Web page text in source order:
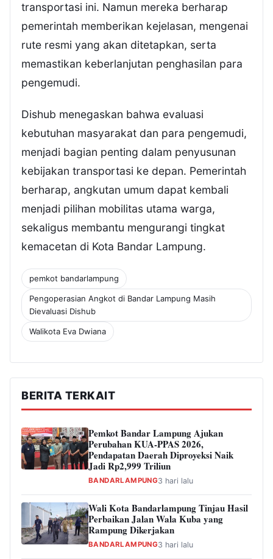
transportasi ini. Namun mereka berharap
pemerintah memberikan kejelasan, mengenai
rute resmi yang akan ditetapkan, serta
memastikan keberlanjutan penghasilan para
pengemudi.
Dishub menegaskan bahwa evaluasi
kebutuhan masyarakat dan para pengemudi,
menjadi bagian penting dalam penyusunan
kebijakan transportasi ke depan. Pemerintah
berharap, angkutan umum dapat kembali
menjadi pilihan mobilitas utama warga,
sekaligus membantu mengurangi tingkat
kemacetan di Kota Bandar Lampung.
pemkot bandarlampung
Pengoperasian Angkot di Bandar Lampung Masih
Dievaluasi Dishub
Walikota Eva Dwiana
BERITA TERKAIT
Pemkot Bandar Lampung Ajukan
Perubahan KUA-PPAS 2026,
Pendapatan Daerah Diproyeksi Naik
Jadi Rp2,999 Triliun
BANDARLAMPUNG3 hari lalu
Wali Kota Bandarlampung Tinjau Hasil
Perbaikan Jalan Wala Kuba yang
Rampung Dikerjakan
BANDARLAMPUNG3 hari lalu